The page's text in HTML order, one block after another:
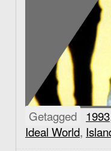
Getagged 1993
Ideal World,